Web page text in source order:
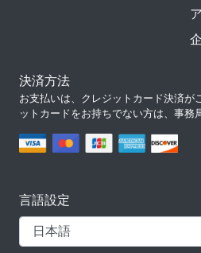
決済方法
お支払いは、クレジットカード決済が
ットカードをお持ちでない方は、事務
言語設定